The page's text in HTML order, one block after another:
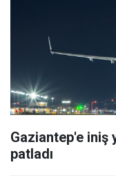
Gaziantep'e iniş
patladı